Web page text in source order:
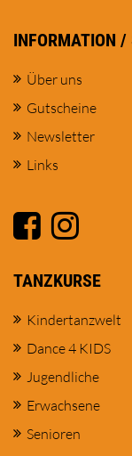
INFORMATION
Über uns
Gutscheine
Newsletter
Links
TANZKURSE
Kindertanzwelt
Dance 4 KIDS
Jugendliche
Erwachsene
Senioren